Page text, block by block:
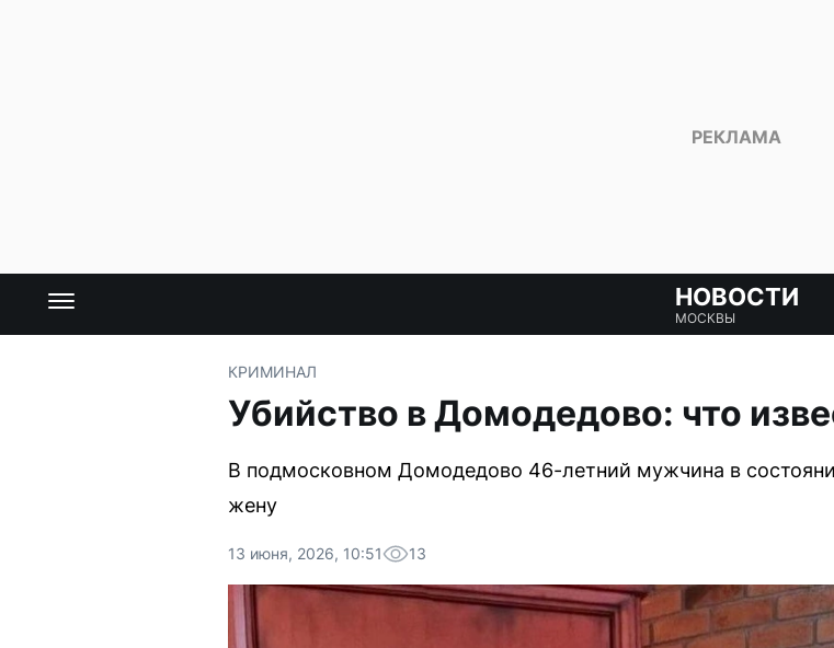
НОВОСТИ
МОСКВЫ
КРИМИНАЛ
Убийство в Домодедово: что
В подмосковном Домодедово 46-летний мужчина в
жену
13 июня, 2026, 10:51 13